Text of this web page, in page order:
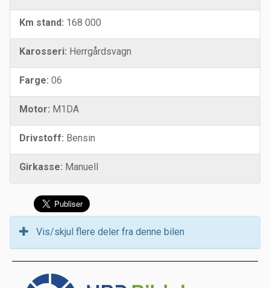
Km stand: 168 000
Karosseri: Herrgårdsvagn
Farge: 06
Motor: M1DA
Drivstoff: Bensin
Girkasse: Manuell
Vis/skjul flere deler fra denne bilen